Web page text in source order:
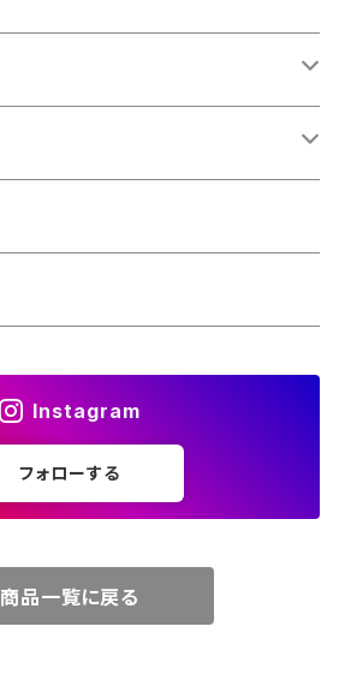
Instagram
フォローする
商品一覧に戻る